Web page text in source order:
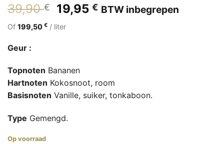
39,90€
Oorspronkelijke
prijs
was:
19,95€Huidige
BTW inbegrepen
Of 199,50 € / liter
Geur :
Topnoten Bananen
Hartnoten Kokosnoot, room
Basisnoten Vanille, suiker, tonkaboon.
Type Gemengd.
Op voorraad